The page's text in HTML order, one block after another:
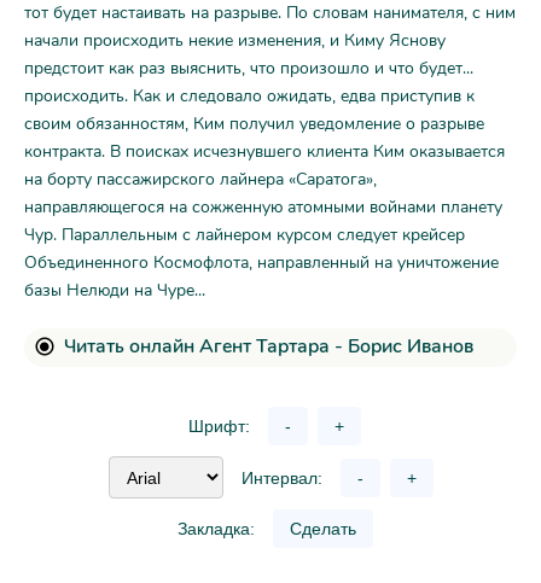
тот будет настаивать на разрыве. По словам нанимателя, с ним
начали происходить некие изменения, и Киму Яснову
предстоит как раз выяснить, что произошло и что будет...
происходить. Как и следовало ожидать, едва приступив к
своим обязанностям, Ким получил уведомление о разрыве
контракта. В поисках исчезнувшего клиента Ким оказывается
на борту пассажирского лайнера «Саратога»,
направляющегося на сожженную атомными войнами планету
Чур. Параллельным с лайнером курсом следует крейсер
Объединенного Космофлота, направленный на уничтожение
базы Нелюди на Чуре...
Читать онлайн Агент Тартара - Борис Иванов
Шрифт: - +
Интервал: - +
Закладка: Сделать